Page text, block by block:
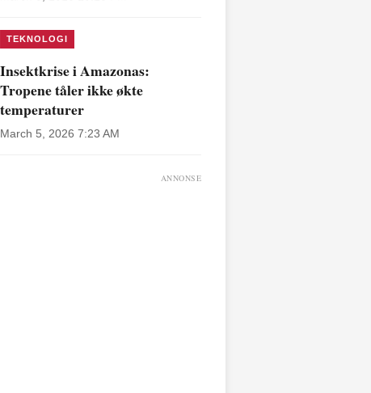
TEKNOLOGI
Insektkrise i Amazonas:
Tropene tåler ikke økte
temperaturer
March 5, 2026 7:23 AM
ANNONSE